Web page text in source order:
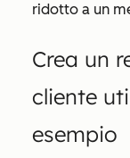
ridotto a un
Crea un
cliente
esempio